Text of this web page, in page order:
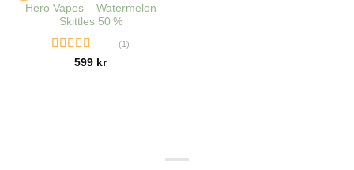
Hero Vapes – Watermelon
Skittles 50 %
Rated
(1)
599 kr